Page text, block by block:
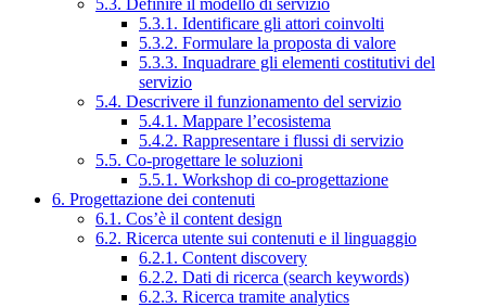
5.3. Definire il modello di servizio
5.3.1. Identificare gli attori coinvolti
5.3.2. Formulare la proposta di valore
5.3.3. Inquadrare gli elementi costitutivi del
servizio
5.4. Descrivere il funzionamento del servizio
5.4.1. Mappare l’ecosistema
5.4.2. Rappresentare i flussi di servizio
5.5. Co-progettare le soluzioni
5.5.1. Workshop di co-progettazione
6. Progettazione dei contenuti
6.1. Cos’è il content design
6.2. Ricerca utente sui contenuti e il linguaggio
6.2.1. Content discovery
6.2.2. Dati di ricerca (search keywords)
6.2.3. Ricerca tramite analytics